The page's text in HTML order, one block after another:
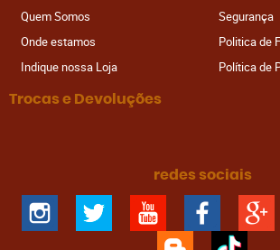
Quem Somos
Onde estamos
Indique nossa Loja
Segurança
Politica de
Política de
Trocas e Devoluções
redes sociais